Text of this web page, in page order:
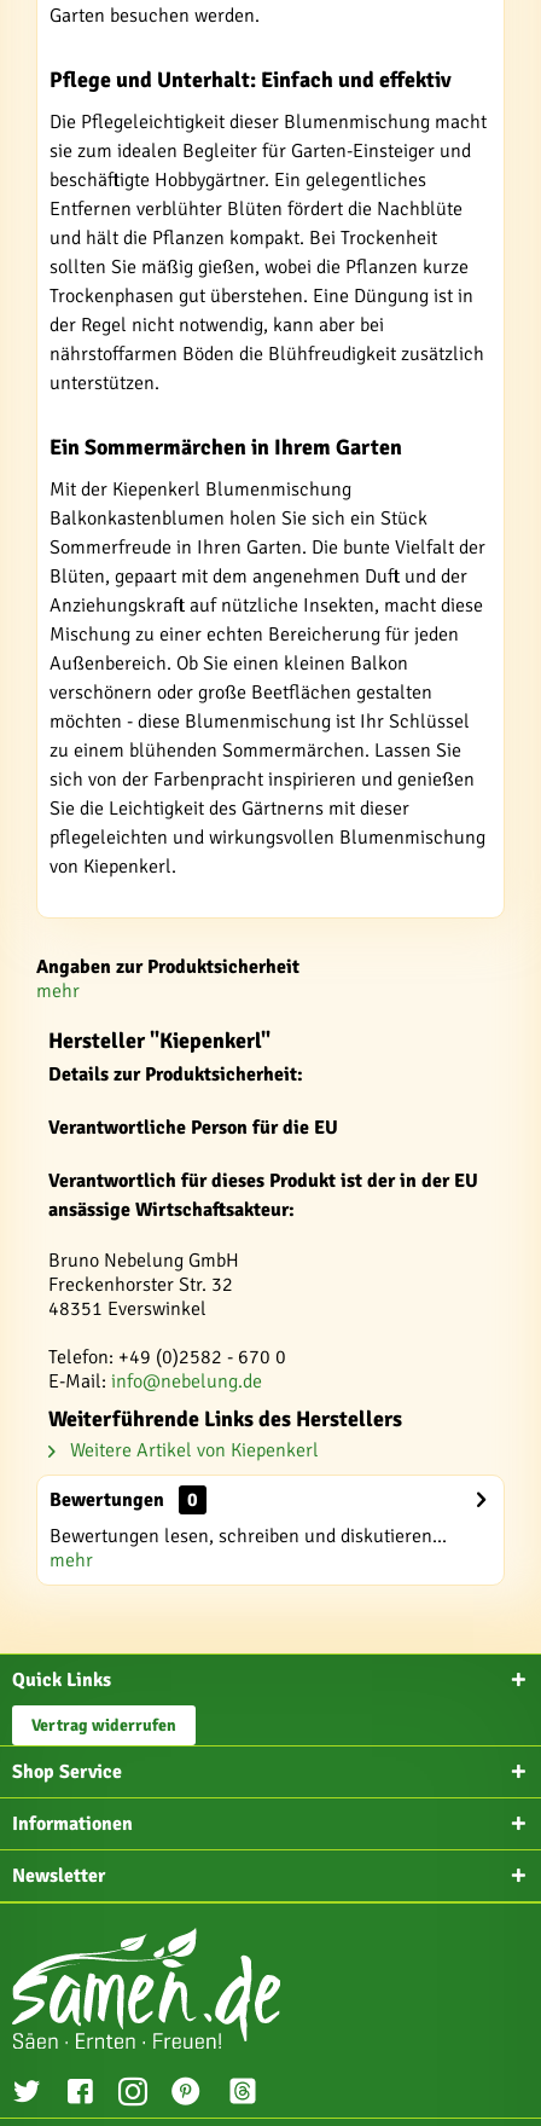
Garten besuchen werden.
Pflege und Unterhalt: Einfach und effektiv
Die Pflegeleichtigkeit dieser Blumenmischung macht
sie zum idealen Begleiter für Garten-Einsteiger und
beschäftigte Hobbygärtner. Ein gelegentliches
Entfernen verblühter Blüten fördert die Nachblüte
und hält die Pflanzen kompakt. Bei Trockenheit
sollten Sie mäßig gießen, wobei die Pflanzen kurze
Trockenphasen gut überstehen. Eine Düngung ist in
der Regel nicht notwendig, kann aber bei
nährstoffarmen Böden die Blühfreudigkeit zusätzlich
unterstützen.
Ein Sommermärchen in Ihrem Garten
Mit der Kiepenkerl Blumenmischung
Balkonkastenblumen holen Sie sich ein Stück
Sommerfreude in Ihren Garten. Die bunte Vielfalt der
Blüten, gepaart mit dem angenehmen Duft und der
Anziehungskraft auf nützliche Insekten, macht diese
Mischung zu einer echten Bereicherung für jeden
Außenbereich. Ob Sie einen kleinen Balkon
verschönern oder große Beetflächen gestalten
möchten - diese Blumenmischung ist Ihr Schlüssel
zu einem blühenden Sommermärchen. Lassen Sie
sich von der Farbenpracht inspirieren und genießen
Sie die Leichtigkeit des Gärtnerns mit dieser
pflegeleichten und wirkungsvollen Blumenmischung
von Kiepenkerl.
Angaben zur Produktsicherheit
mehr
Hersteller "Kiepenkerl"
Details zur Produktsicherheit:
Verantwortliche Person für die EU
Verantwortlich für dieses Produkt ist der in der EU
ansässige Wirtschaftsakteur:
Bruno Nebelung GmbH
Freckenhorster Str. 32
48351 Everswinkel
Telefon: +49 (0)2582 - 670 0
E-Mail: info@nebelung.de
Weiterführende Links des Herstellers
Weitere Artikel von Kiepenkerl
Bewertungen
0
Bewertungen lesen, schreiben und diskutieren...
mehr
Quick Links
Vertrag widerrufen
Shop Service
Informationen
Newsletter